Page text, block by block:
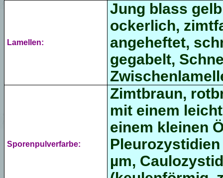
Lamellen:
Jung blass
ockerlich,
angeheftet,
gegabelt,
Sporenpulverfarbe:
Zimtbraun,
mit einem
einem kleinen
µm,